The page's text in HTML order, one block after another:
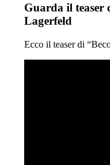
Guarda il teaser
Lagerfeld
Ecco il teaser di